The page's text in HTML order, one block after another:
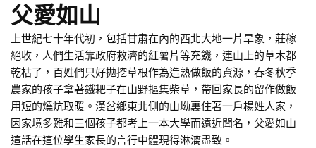
父愛如山
上世紀七十年代初，包括甘肅在內的西北大地一片旱象，莊稼
絕收，人們生活靠政府救濟的紅薯片等充饑，連山上的草木都
乾枯了，百姓們只好拋挖草根作為造熟做飯的資源，春冬秋季
農家的孩子拿著鐵耙子在山野摳集柴草，帶回家長的留作做飯
用短的燒炕取暖。漢岔鄉東北側的山坳裏住著一戶楊姓人家，
因家境多難和三個孩子都考上一本大學而遠近聞名，父愛如山
這話在這位學生家長的言行中體現得淋漓盡致。